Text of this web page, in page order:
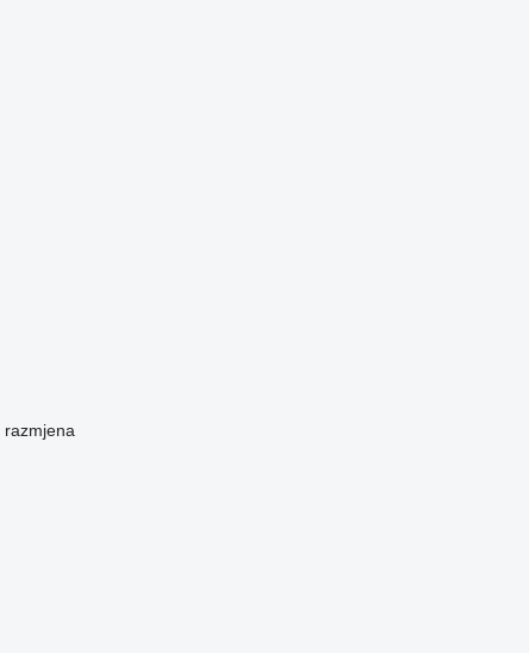
razmjena